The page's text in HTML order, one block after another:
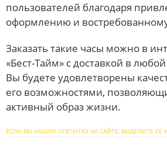
пользователей благодаря
оформлению и
Заказать такие часы можно в
«Бест-Тайм» с доставкой в
Вы будете удовлетворены
его возможностями,
активный образ жизни.
ЕСЛИ ВЫ НАШЛИ ОПЕЧАТКУ НА САЙТЕ, ВЫДЕЛИТЕ ЕЕ И